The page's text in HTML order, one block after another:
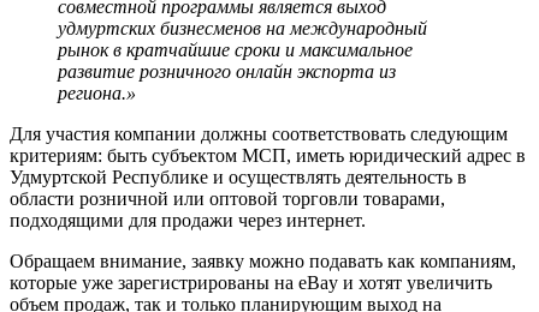
совместной программы является выход
удмуртских бизнесменов на международный
рынок в кратчайшие сроки и максимальное
развитие розничного онлайн экспорта из
региона.»
Для участия компании должны соответствовать следующим
критериям: быть субъектом МСП, иметь юридический адрес в
Удмуртской Республике и осуществлять деятельность в
области розничной или оптовой торговли товарами,
подходящими для продажи через интернет.
Обращаем внимание, заявку можно подавать как компаниям,
которые уже зарегистрированы на eBay и хотят увеличить
объем продаж, так и только планирующим выход на